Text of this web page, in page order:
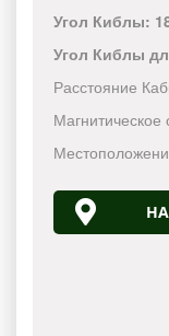
Угол Киблы:
Угол Киблы
Расстояние
Магнитическое